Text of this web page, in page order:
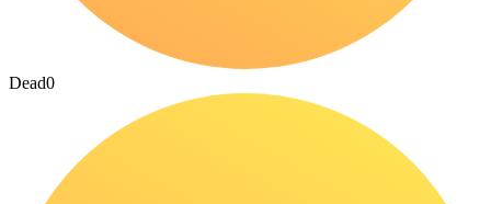
Dead0